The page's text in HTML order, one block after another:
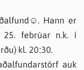
Hann er
25. febrúar n.k. í
kl. 20:30.
auk